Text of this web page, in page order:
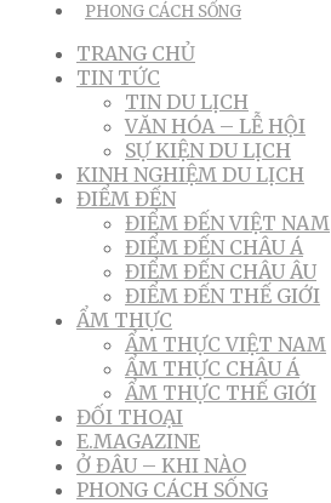
PHONG CÁCH SỐNG
TRANG CHỦ
TIN TỨC
TIN DU LỊCH
VĂN HÓA – LỄ HỘI
SỰ KIỆN DU LỊCH
KINH NGHIỆM DU LỊCH
ĐIỂM ĐẾN
ĐIỂM ĐẾN VIỆT NAM
ĐIỂM ĐẾN CHÂU Á
ĐIỂM ĐẾN CHÂU ÂU
ĐIỂM ĐẾN THẾ GIỚI
ẨM THỰC
ẨM THỰC VIỆT NAM
ẨM THỰC CHÂU Á
ẨM THỰC THẾ GIỚI
ĐỐI THOẠI
E.MAGAZINE
Ở ĐÂU – KHI NÀO
PHONG CÁCH SỐNG